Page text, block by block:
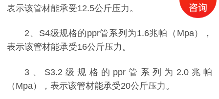
表示该管材能承受12.5公斤压力。
2、S4级规格的ppr管系列 为1.6兆帕 （ Mpa）
，
表示该管材能承受16公斤压力。
3、S3.2 级规格 的 ppr 管系列 为 2.0兆帕
（ Mpa） ，表示该管材能承受20公斤压力。